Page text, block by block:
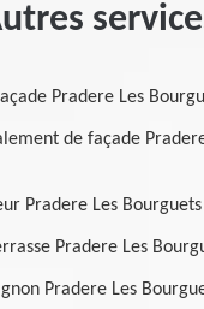
Pradere Les
de façade
Pradere Les
Pradere Les
Pradere Les